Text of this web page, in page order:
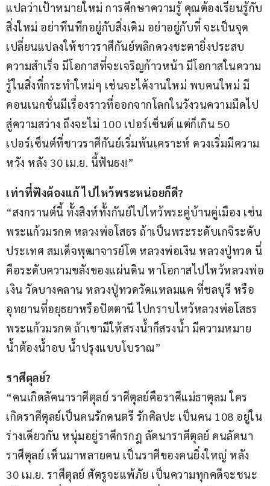
แปลว่าเป้าหมายใหม่ การศึกษาความรู้ คุณต้องเรียนรู้กับ
สิ่งใหม่ อย่าทึนทึกอยู่กับสิ่งเดิม อย่าอยู่กับที่ จะเป็นจุด
เปลี่ยนแปลงให้ชาวราศีกันย์พลิกดวงชะตายิ่งประสบ
ความสำเร็จ มีโอกาสที่จะเจริญก้าวหน้า มีโอกาสในความ
รู้ในสิ่งที่กระทำใหม่ๆ เช่นจะได้งานใหม่ พบคนใหม่ มี
คอนเนกชั่นมีเรื่องราวที่ออกจากโลกในวังวนความมืดไป
สู่ความสว่าง ถึงจะไม่ 100 เปอร์เซ็นต์ แต่ก็เกิน 50
เปอร์เซ็นต์ที่ชาวราศีกันย์เริ่มพ้นเคราะห์ ดวงเริ่มมีความ
หวัง หลัง 30 เม.ย. นี้ฟันธง!”
เท่าที่ฟังต้องแก้ ไปไหว้พระหน่อยก็ดี?
“สงกรานต์นี้ ทั้งสิงห์ทั้งกันย์ไปไหว้พระคู่บ้านคู่เมือง เช่น
พระแก้วมรกต หลวงพ่อโสธร ถ้าเป็นพระระดับเกจิระดับ
ประเทศ สมเด็จพุฒาจารย์โต หลวงพ่อเงิน หลวงปู่ทวด นี่
คือระดับความขลังของแผ่นดิน หาโอกาสไปไหว้หลวงพ่อ
เงิน วัดบางคลาน หลวงปู่ทวดวัดแหลมแค ที่ชลบุรี หรือ
อุทยานที่อยุธยาหรือปัตตานี ไปกราบไหว้หลวงพ่อโสธร
พระแก้วมรกต ถ้าเขามีให้สรงน้ำก็สรงน้ำ มีความหมาย
น้ำต้องน้ำอบ น้ำปรุงแบบโบราณ”
ราศีตุลย์?
“คนเกิดลัคนาราศีตุลย์ ราศีตุลย์คือราศีแม่ธาตุลม ใคร
เกิดราศีตุลย์เป็นคนรักดนตรี รักศิลปะ เป็นคน 108 อยู่ใน
ร่างเดียวกัน หนุ่มอยู่ราศีกรกฎ ลัคนาราศีตุลย์ คนลัคนา
ราศีตุลย์ เห็นมาหลายคน เป็นราศีของคนยิ่งใหญ่ หลัง
30 เม.ย. ราศีตุลย์ ศัตรูจะแพ้ภัย เป็นความทุกคดีจะชนะ